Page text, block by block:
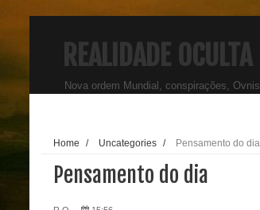
REALIDADE OCULTA
Nova ordem Mundial, conspirações, Ovnis
Home / Uncategories / Pensamento do dia
Pensamento do dia